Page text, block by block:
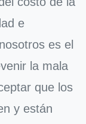
e
es el
la mala
que los
y están